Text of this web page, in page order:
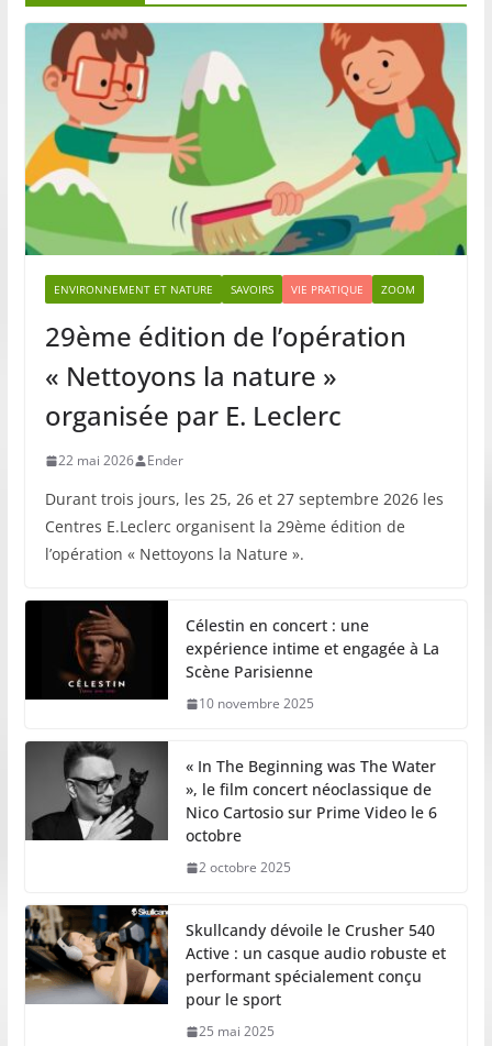
ENVIRONNEMENT ET NATURE SAVOIRS VIE PRATIQUE ZOOM
29ème édition de l’opération
« Nettoyons la nature »
organisée par E. Leclerc
22 mai 2026 Ender
Durant trois jours, les 25, 26 et 27 septembre 2026 les
Centres E.Leclerc organisent la 29ème édition de
l’opération « Nettoyons la Nature ».
Célestin en concert : une
expérience intime et engagée à La
Scène Parisienne
10 novembre 2025
« In The Beginning was The Water
», le film concert néoclassique de
Nico Cartosio sur Prime Video le 6
octobre
2 octobre 2025
Skullcandy dévoile le Crusher 540
Active : un casque audio robuste et
performant spécialement conçu
pour le sport
25 mai 2025